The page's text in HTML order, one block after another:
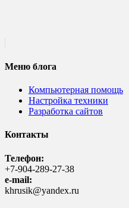
Меню блога
Компьютерная помощь
Настройка техники
Разработка сайтов
Контакты
Телефон:
+7-904-289-27-38
e-mail:
khrusik@yandex.ru